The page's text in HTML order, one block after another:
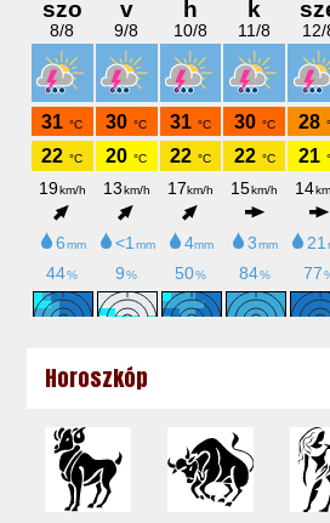
Horoszkóp